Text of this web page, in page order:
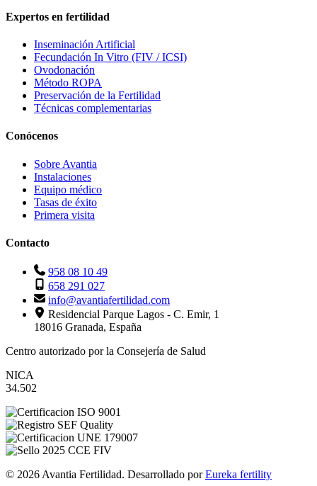
Expertos en fertilidad
Inseminación Artificial
Fecundación In Vitro (FIV / ICSI)
Ovodonación
Método ROPA
Preservación de la Fertilidad
Técnicas complementarias
Conócenos
Sobre Avantia
Instalaciones
Equipo médico
Tasas de éxito
Primera visita
Contacto
958 08 10 49
658 291 027
info@avantiafertilidad.com
Residencial Parque Lagos - C. Emir, 1
18016 Granada, España
Centro autorizado por la Consejería de Salud
NICA
34.502
© 2026 Avantia Fertilidad. Desarrollado porEureka fertility